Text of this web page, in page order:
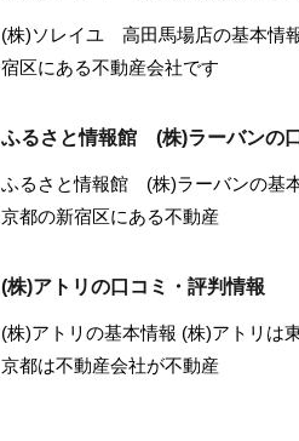
(株)ソレイユ 高田馬場店の基本情
宿区にある不動産会社です
ふるさと情報館 (株)ラーバンの
ふるさと情報館 (株)ラーバンの基
京都の新宿区にある不動産
(株)アトリの口コミ・評判情報
(株)アトリの基本情報 (株)アトリは
京都は不動産会社が不動産